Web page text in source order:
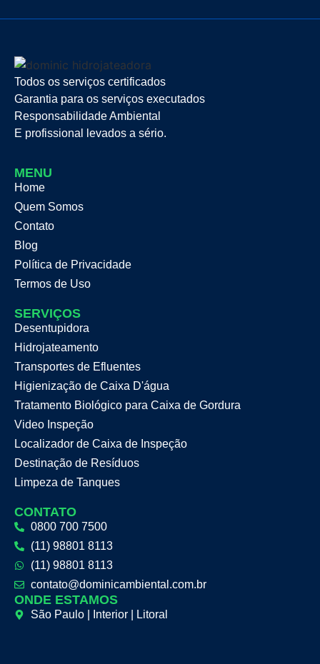
Todos os serviços certificados
Garantia para os serviços executados
Responsabilidade Ambiental
E profissional levados a sério.
MENU
Home
Quem Somos
Contato
Blog
Política de Privacidade
Termos de Uso
SERVIÇOS
Desentupidora
Hidrojateamento
Transportes de Efluentes
Higienização de Caixa D'água
Tratamento Biológico para Caixa de Gordura
Video Inspeção
Localizador de Caixa de Inspeção
Destinação de Resíduos
Limpeza de Tanques
CONTATO
0800 700 7500
(11) 98801 8113
(11) 98801 8113
contato@dominicambiental.com.br
ONDE ESTAMOS
São Paulo | Interior | Litoral